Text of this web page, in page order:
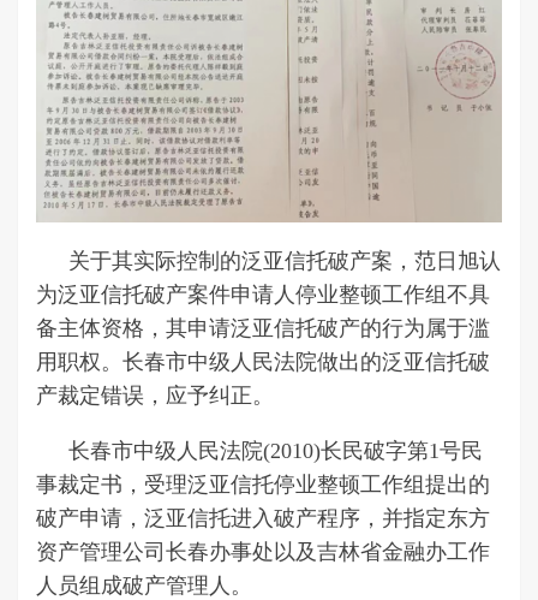
关于其实际控制的泛亚信托破产案，范日旭认
为泛亚信托破产案件申请人停业整顿工作组不具
备主体资格，其申请泛亚信托破产的行为属于滥
用职权。长春市中级人民法院做出的泛亚信托破
产裁定错误，应予纠正。
长春市中级人民法院(2010)长民破字第1号民
事裁定书，受理泛亚信托停业整顿工作组提出的
破产申请，泛亚信托进入破产程序，并指定东方
资产管理公司长春办事处以及吉林省金融办工作
人员组成破产管理人。